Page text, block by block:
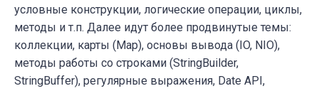
условные конструкции, логические операции, циклы,
методы и т.п. Далее идут более продвинутые темы:
коллекции, карты (Map), основы вывода (IO, NIO),
методы работы со строками (StringBuilder,
StringBuffer), регулярные выражения, Date API,